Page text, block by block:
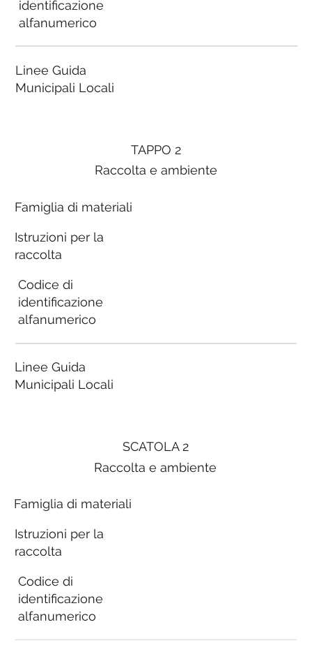
identificazione
alfanumerico
Linee Guida
Municipali Locali
SCATOLA 2
Raccolta e ambiente
Famiglia di materiali
Istruzioni per la
raccolta
Codice di
identificazione
alfanumerico
TAPPO 2
Raccolta e ambiente
Famiglia di materiali
Istruzioni per la
raccolta
Codice di
identificazione
alfanumerico
Linee Guida
Municipali Locali